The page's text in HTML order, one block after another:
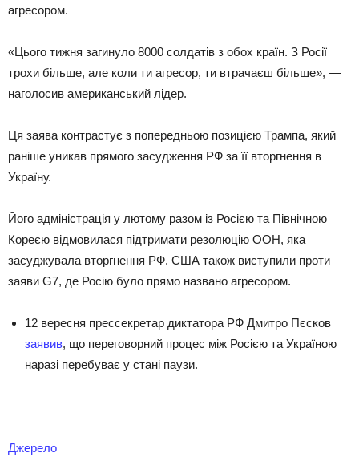
агресором.
«Цього тижня загинуло 8000 солдатів з обох країн. З Росії
трохи більше, але коли ти агресор, ти втрачаєш більше», —
наголосив американський лідер.
Ця заява контрастує з попередньою позицією Трампа, який
раніше уникав прямого засудження РФ за її вторгнення в
Україну.
Його адміністрація у лютому разом із Росією та Північною
Кореєю відмовилася підтримати резолюцію ООН, яка
засуджувала вторгнення РФ. США також виступили проти
заяви G7, де Росію було прямо названо агресором.
12 вересня прессекретар диктатора РФ Дмитро Пєсков
заявив, що переговорний процес між Росією та Україною
наразі перебуває у стані паузи.
Джерело